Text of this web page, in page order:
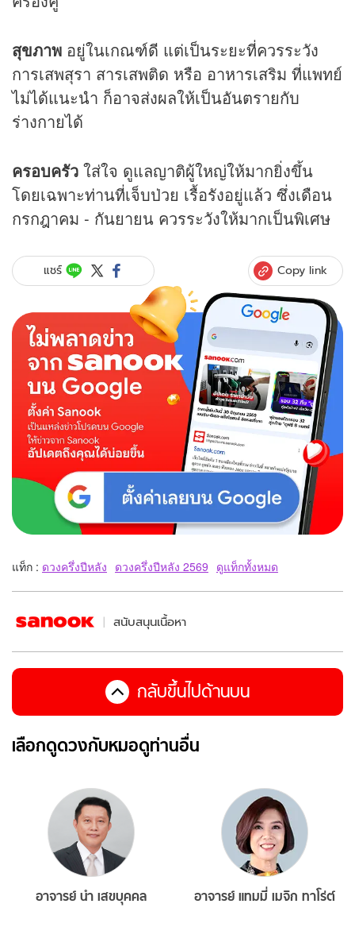
สุขภาพ อยู่ในเกณฑ์ดี แต่เป็นระยะที่ควรระวัง
การเสพสุรา สารเสพติด หรือ อาหารเสริม ที่แพทย์
ไม่ได้แนะนำ ก็อาจส่งผลให้เป็นอันตรายกับ
ร่างกายได้
ครอบครัว ใส่ใจ ดูแลญาติผู้ใหญ่ให้มากยิ่งขึ้น
โดยเฉพาะท่านที่เจ็บป่วย เรื้อรังอยู่แล้ว ซึ่งเดือน
กรกฎาคม - กันยายน ควรระวังให้มากเป็นพิเศษ
แชร์ Copy link
แท็ก : ดวงครึ่งปีหลัง ดวงครึ่งปีหลัง 2569 ดูแท็กทั้งหมด
สนับสนุนเนื้อหา
กลับขึ้นไปด้านบน
เลือกดูดวงกับหมอดูท่านอื่น
อาจารย์ นำ เสขบุคคล อาจารย์ แทมมี่ เมจิก ทาโร่ต์